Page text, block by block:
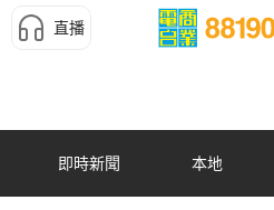
直播
即時新聞 本地